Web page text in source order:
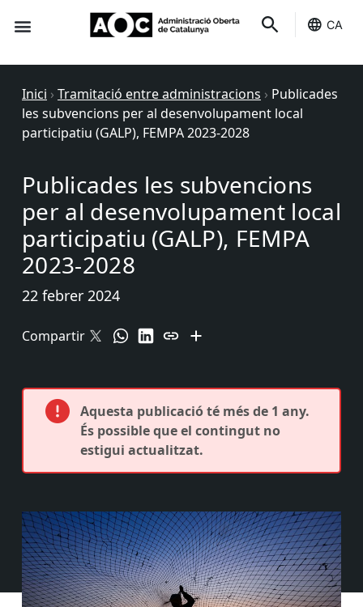
CA
Inici › Tramitació entre administracions › Publicades
les subvencions per al desenvolupament local
participatiu (GALP), FEMPA 2023-2028
Publicades les subvencions
per al desenvolupament local
participatiu (GALP), FEMPA
2023-2028
22 febrer 2024
Compartir
Aquesta publicació té més de 1 any.
És possible que el contingut no
estigui actualitzat.